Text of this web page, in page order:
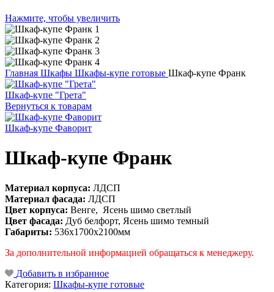
Нажмите, чтобы увеличить
Главная Шкафы Шкафы-купе готовые Шкаф-купе Франк
Шкаф-купе "Грета"
Вернуться к товарам
Шкаф-купе Фаворит
Шкаф-купе Франк
Материал корпуса: ЛДСП
Материал фасада: ЛДСП
Цвет корпуса: Венге, Ясень шимо светлый
Цвет фасада: Дуб белфорт, Ясень шимо темный
Габариты: 536х1700х2100мм
За дополнительной информацией обращаться к менеджеру.
Добавить в избранное
Категория: Шкафы-купе готовые